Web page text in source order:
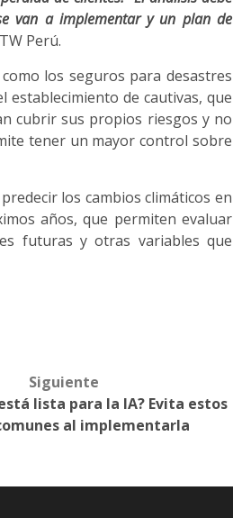
van a implementar y un plan de
Perú.
los seguros para desastres
establecimiento de cautivas, que
cubrir sus propios riesgos y no
tener un mayor control sobre
los cambios climáticos en
años, que permiten evaluar
futuras y otras variables que
Siguiente
lista para la IA? Evita estos
al implementarla